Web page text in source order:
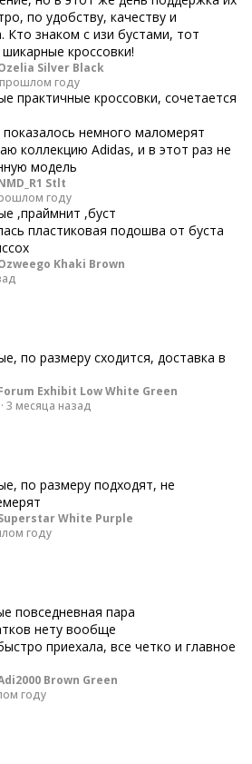
по удобству, качеству и
Кто знаком с изи бустами, тот
кроссовки!
Silver Black
году
практичные кроссовки, сочетается
показалось немного маломерят
коллекцию Adidas, и в этот раз не
модель
Stlt
году
,праймнит ,буст
пластиковая подошва от буста
Khaki Brown
по размеру сходится, доставка в
Exhibit Low White Green
· 3 месяца назад
по размеру подходят, не
White Purple
году
повседневная пара
нету вообще
приехала, все четко и главное
Brown Green
году